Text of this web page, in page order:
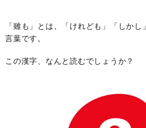
「雖も」とは、「けれども」「しか
言葉です。
この漢字、なんと読むでしょうか？